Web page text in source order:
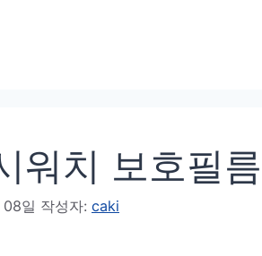
워치 보호필
일 작성자: caki